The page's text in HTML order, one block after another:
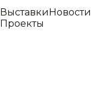
ВыставкиНовости
Проекты